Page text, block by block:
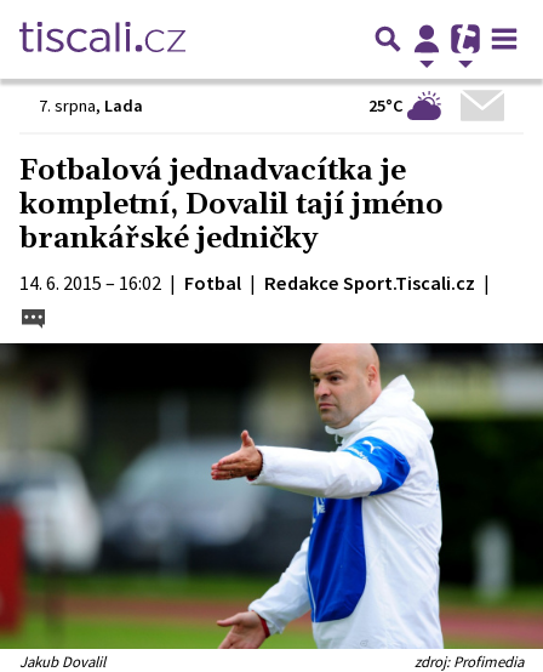
7. srpna, Lada 25°C
Fotbalová jednadvacítka je
kompletní, Dovalil tají jméno
brankářské jedničky
14. 6. 2015 – 16:02 | Fotbal | Redakce Sport.Tiscali.cz |
Jakub Dovalil zdroj: Profimedia